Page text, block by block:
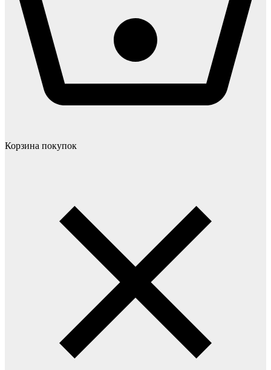
Корзина покупок